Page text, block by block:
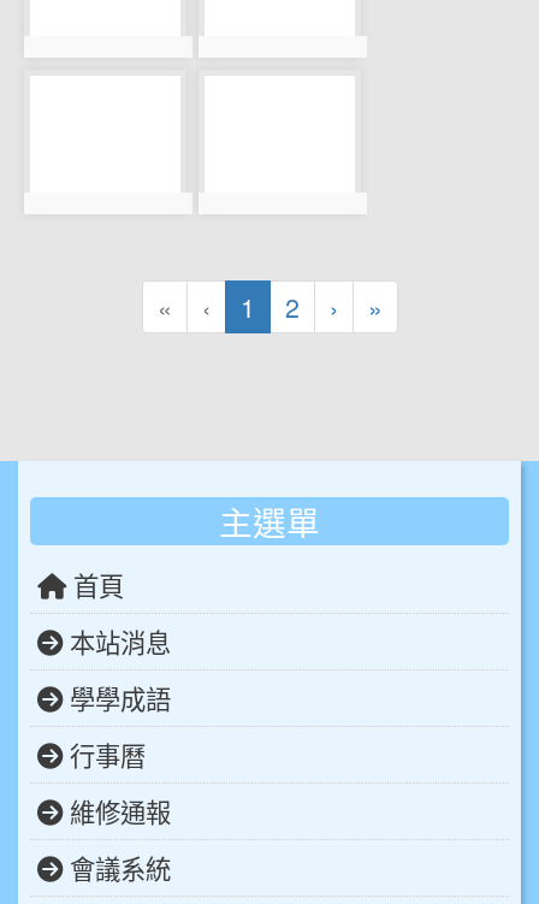
photo:922
photo:923
photo:924 photo:925
« ‹ 1 (目前頁次)
2 › 下一頁
»
主選單
首頁
本站消息
學學成語
行事曆
維修通報
會議系統